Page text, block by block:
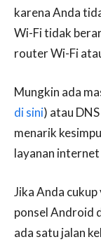
karena Anda
Wi-Fi tidak
router Wi-Fi
Mungkin ada
di sini) atau
menarik
layanan
Jika Anda
ponsel Android
ada satu jalan